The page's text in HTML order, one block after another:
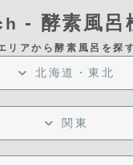
- 酵素風呂
リアから酵素風呂を探
北海道・東北
関東